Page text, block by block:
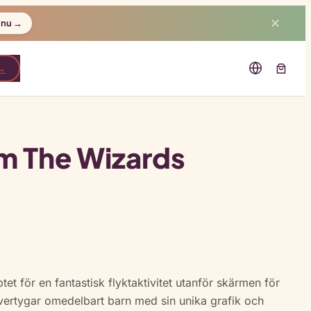
→ ✕
The Wizards
för en fantastisk flyktaktivitet utanför skärmen för
omedelbart barn med sin unika grafik och